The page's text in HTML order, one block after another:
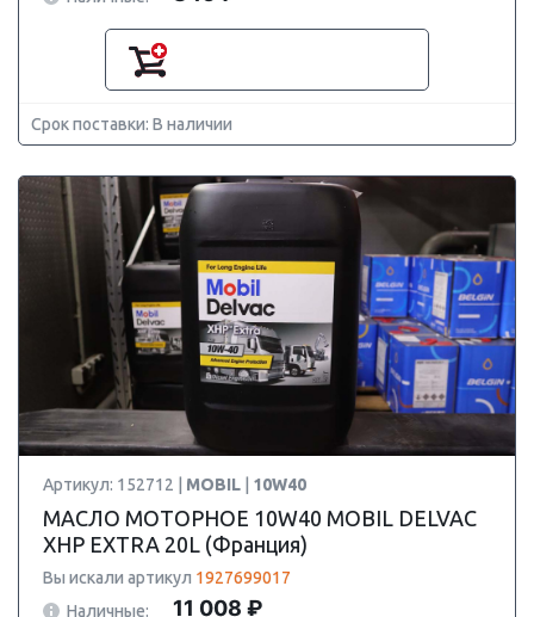
Срок поставки: В наличии
Артикул: 152712 | MOBIL 10W40
МАСЛО МОТОРНОЕ 10W40 MOBIL DELVAC
XHP EXTRA 20L (Франция)
Вы искали артикул 1927699017
Наличные:
11 008 ₽